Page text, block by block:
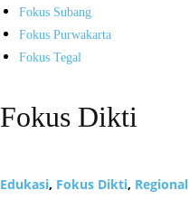
Fokus Subang
Fokus Purwakarta
Fokus Tegal
Fokus Dikti
Edukasi, Fokus Dikti, Regional